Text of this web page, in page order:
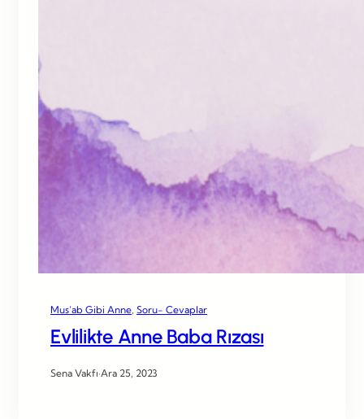
Mus’ab Gibi Anne Soru- Cevaplar
Evlilikte Anne Baba Rızası
Sena Vakfı·Ara 25, 2023